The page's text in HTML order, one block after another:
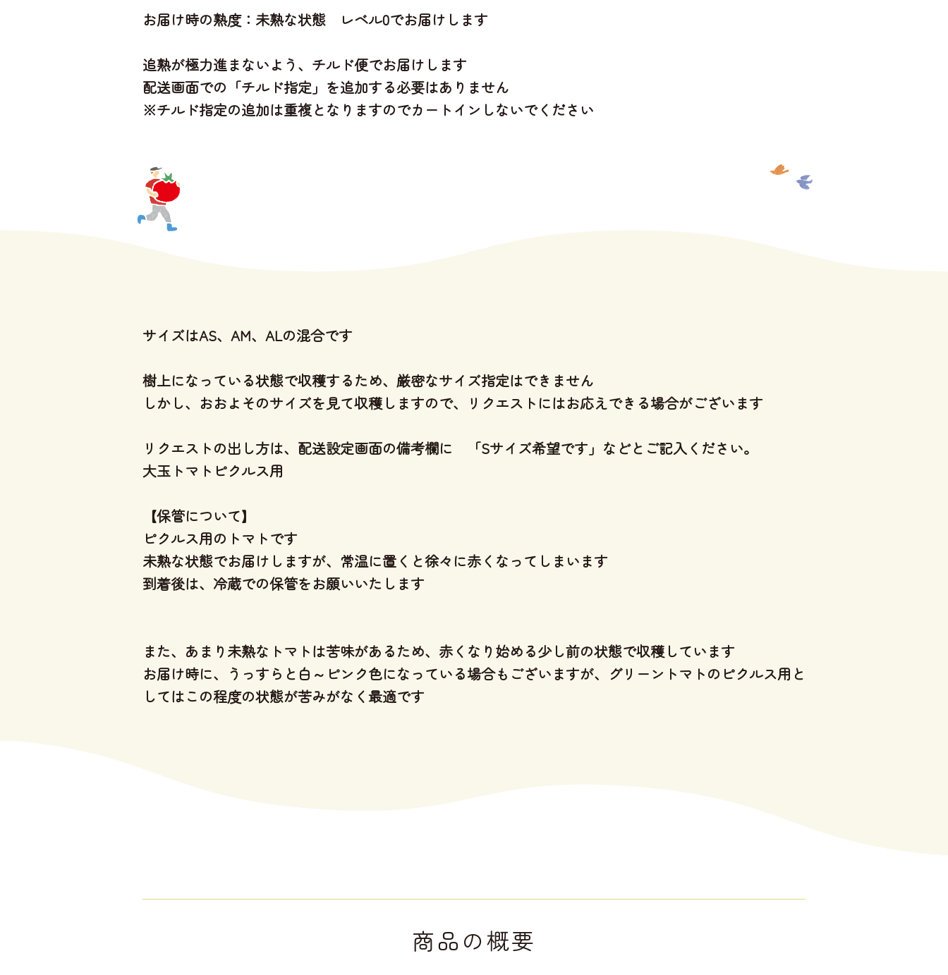
お届け時の熟度：未熟な状態 レベル0でお届けします
追熟が極力進まないよう、チルド便でお届けします
配送画面での「チルド指定」を追加する必要はありません
※チルド指定の追加は重複となりますのでカートインしないでください
サイズはAS、AM、ALの混合です
樹上になっている状態で収穫するため、厳密なサイズ指定はできません
しかし、おおよそのサイズを見て収穫しますので、リクエストにはお応えできる場合がございます
リクエストの出し方は、配送設定画面の備考欄に 「Sサイズ希望です」などとご記入ください。
大玉トマトピクルス用
【保管について】
ピクルス用のトマトです
未熟な状態でお届けしますが、常温に置くと徐々に赤くなってしまいます
到着後は、冷蔵での保管をお願いいたします
また、あまり未熟なトマトは苦味があるため、赤くなり始める少し前の状態で収穫しています
お届け時に、うっすらと白～ピンク色になっている場合もございますが、グリーントマトのピクルス用と
してはこの程度の状態が苦みがなく最適です
商品の概要